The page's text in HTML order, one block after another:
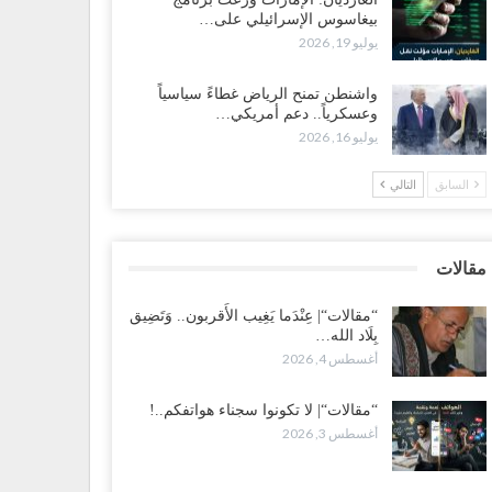
بعد اقتحام منزل شيخ بارز.. قبائل الصحراء
تبدأ احتشاداً على الحدود السعودية..!
2, 2026
غضبٍ جنوباً.. دعوات لإغلاق مطرح فدغم مع تحوله من
للتجنيد إلى ساحة لتصفية قادة التحالف..!
2, 2026
لإشعال حرب..!
تغييرات سعودية بصفوف قيادة “درع الوطن”
بالعبر.. هل بدأت الرياض إعادة هيكلة فصائلها بعد…
بيغاسوس الإسرائيلي على…
يوليو 19, 2026
واشنطن تمنح الرياض غطاءً سياسياً
وعسكرياً.. دعم أمريكي…
يوليو 16, 2026
السابق التالي
مقالات
“مقالات“| عِنْدَما يَغِيب الأَقربون.. وَتَضِيق
بِلَاد الله…
أغسطس 4, 2026
“مقالات“| لا تكونوا سجناء هواتفكم..!
أغسطس 3, 2026